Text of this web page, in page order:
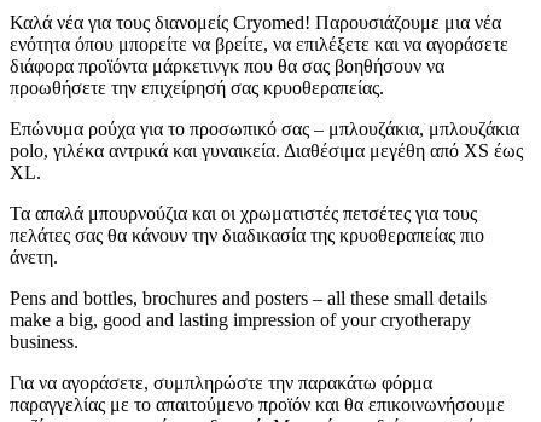
Καλά νέα για τους διανομείς Cryomed! Παρουσιάζουμε μια νέα
ενότητα όπου μπορείτε να βρείτε, να επιλέξετε και να αγοράσετε
διάφορα προϊόντα μάρκετινγκ που θα σας βοηθήσουν να
προωθήσετε την επιχείρησή σας κρυοθεραπείας.
Επώνυμα ρούχα για το προσωπικό σας – μπλουζάκια, μπλουζάκια
polo, γιλέκα αντρικά και γυναικεία. Διαθέσιμα μεγέθη από XS έως
XL.
Τα απαλά μπουρνούζια και οι χρωματιστές πετσέτες για τους
πελάτες σας θα κάνουν την διαδικασία της κρυοθεραπείας πιο
άνετη.
Pens and bottles, brochures and posters – all these small details
make a big, good and lasting impression of your cryotherapy
business.
Για να αγοράσετε, συμπληρώστε την παρακάτω φόρμα
παραγγελίας με το απαιτούμενο προϊόν και θα επικοινωνήσουμε